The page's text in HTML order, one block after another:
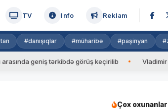
TV Info Reklam
#danışıqlar #müharibə #paşinyan
tərkibdə görüş keçirilib Vladimir Putin
Çox oxunanlar